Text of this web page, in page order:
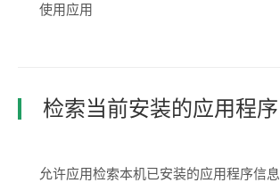
使用应用
检索当前安装的应用程序
允许应用检索本机已安装的应用程序信息